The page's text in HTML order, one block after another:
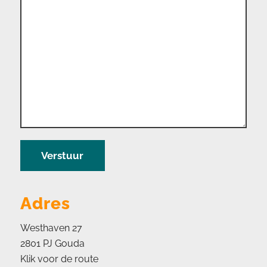
Adres
Westhaven 27
2801 PJ Gouda
Klik voor de route